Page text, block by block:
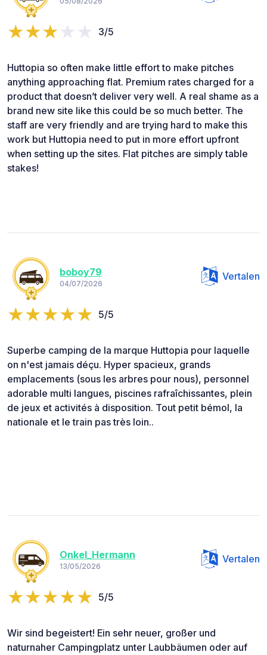
3/5
Huttopia so often make little effort to make pitches
anything approaching flat. Premium rates charged for a
product that doesn’t deliver very well. A real shame as a
brand new site like this could be so much better. The
staff are very friendly and are trying hard to make this
work but Huttopia need to put in more effort upfront
when setting up the sites. Flat pitches are simply table
stakes!
boboy79
04/07/2026
Vertalen
5/5
Superbe camping de la marque Huttopia pour laquelle
on n'est jamais déçu. Hyper spacieux, grands
emplacements (sous les arbres pour nous), personnel
adorable multi langues, piscines rafraîchissantes, plein
de jeux et activités à disposition. Tout petit bémol, la
nationale et le train pas très loin..
Onkel_Hermann
13/05/2026
Vertalen
5/5
Wir sind begeistert! Ein sehr neuer, großer und
naturnaher Campingplatz unter Laubbäumen oder auf